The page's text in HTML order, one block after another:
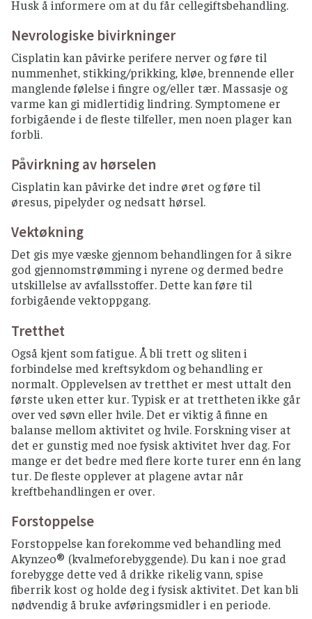
Husk å informere om at du får cellegiftsbehandling.
Nevrologiske bivirkninger
Cisplatin kan påvirke perifere nerver og føre til
nummenhet, stikking/prikking, kløe, brennende eller
manglende følelse i fingre og/eller tær. Massasje og
varme kan gi midlertidig lindring. Symptomene er
forbigående i de fleste tilfeller, men noen plager kan
forbli.
Påvirkning av hørselen
Cisplatin kan påvirke det indre øret og føre til
øresus, pipelyder og nedsatt hørsel.
Vektøkning
Det gis mye væske gjennom behandlingen for å sikre
god gjennomstrømming i nyrene og dermed bedre
utskillelse av avfallsstoffer. Dette kan føre til
forbigående vektoppgang.
Tretthet
Også kjent som fatigue. Å bli trett og sliten i
forbindelse med kreftsykdom og behandling er
normalt. Opplevelsen av tretthet er mest uttalt den
første uken etter kur. Typisk er at trettheten ikke går
over ved søvn eller hvile. Det er viktig å finne en
balanse mellom aktivitet og hvile. Forskning viser at
det er gunstig med noe fysisk aktivitet hver dag. For
mange er det bedre med flere korte turer enn én lang
tur. De fleste opplever at plagene avtar når
kreftbehandlingen er over.
Forstoppelse
Forstoppelse kan forekomme ved behandling med
Akynzeo® (kvalmeforebyggende). Du kan i noe grad
forebygge dette ved å drikke rikelig vann, spise
fiberrik kost og holde deg i fysisk aktivitet. Det kan bli
nødvendig å bruke avføringsmidler i en periode.